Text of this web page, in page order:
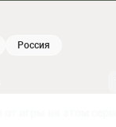
россия